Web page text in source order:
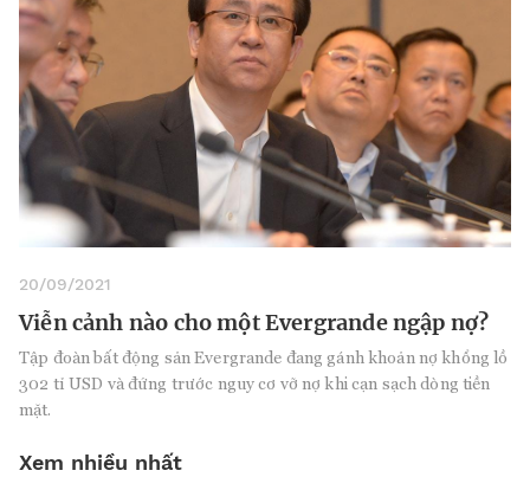
20/09/2021
Viễn cảnh nào cho một Evergrande ngập nợ?
Tập đoàn bất động sản Evergrande đang gánh khoản nợ khổng lồ
302 tỉ USD và đứng trước nguy cơ vỡ nợ khi cạn sạch dòng tiền
mặt.
Xem nhiều nhất